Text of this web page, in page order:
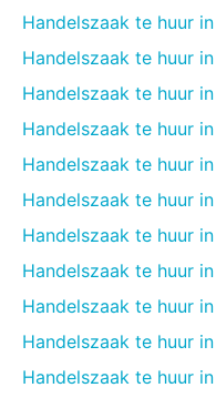
Handelszaak te huur
Handelszaak te huur
Handelszaak te huur
Handelszaak te huur
Handelszaak te huur
Handelszaak te huur
Handelszaak te huur
Handelszaak te huur
Handelszaak te huur
Handelszaak te huur
Handelszaak te huur